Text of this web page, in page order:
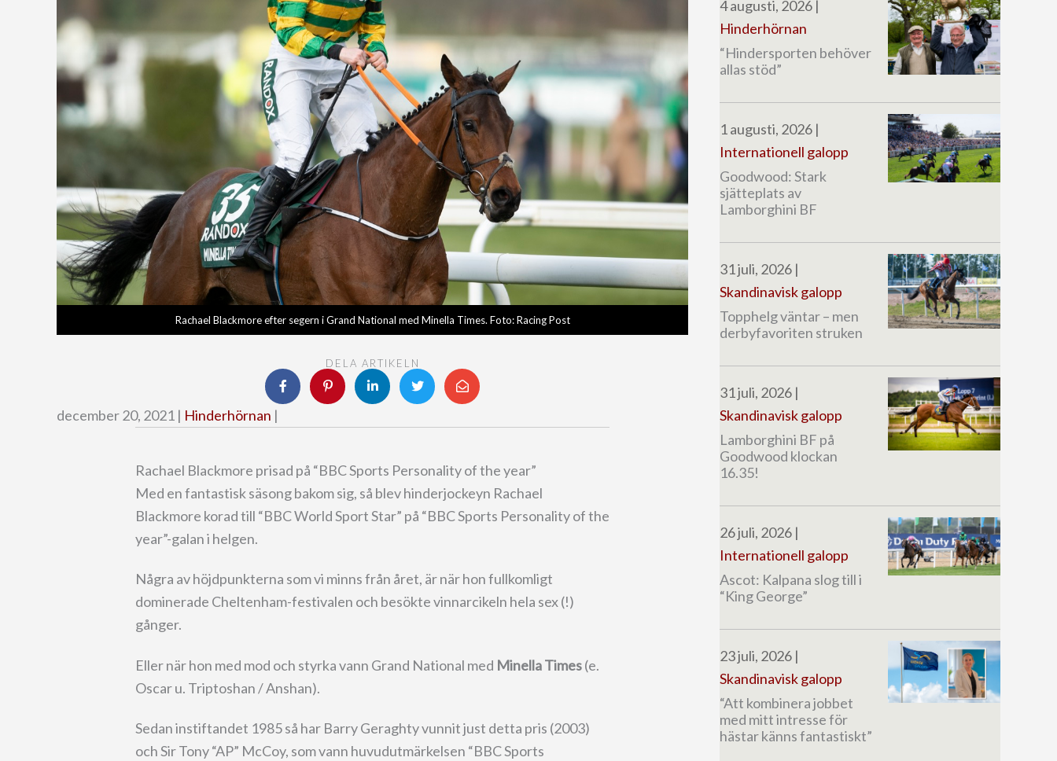
Rachael Blackmore efter segern i Grand National med Minella Times. Foto: Racing Post
DELA ARTIKELN
december 20, 2021 | Hinderhörnan |
Rachael Blackmore prisad på “BBC Sports Personality of the year”
Med en fantastisk säsong bakom sig, så blev hinderjockeyn Rachael
Blackmore korad till “BBC World Sport Star” på “BBC Sports Personality of the
year”-galan i helgen.
Några av höjdpunkterna som vi minns från året, är när hon fullkomligt
dominerade Cheltenham-festivalen och besökte vinnarcikeln hela sex (!)
gånger.
Eller när hon med mod och styrka vann Grand National med Minella Times(e.
Oscar u. Triptoshan / Anshan).
Sedan instiftandet 1985 så har Barry Geraghty vunnit just detta pris (2003)
och Sir Tony “AP” McCoy, som vann huvudutmärkelsen “BBC Sports
4 augusti, 2026 |
Hinderhörnan
“Hindersporten behöver
allas stöd”
1 augusti, 2026 |
Internationell galopp
Goodwood: Stark
sjätteplats av
Lamborghini BF
31 juli, 2026 |
Skandinavisk galopp
Topphelg väntar – men
derbyfavoriten struken
31 juli, 2026 |
Skandinavisk galopp
Lamborghini BF på
Goodwood klockan
16.35!
26 juli, 2026 |
Internationell galopp
Ascot: Kalpana slog till i
“King George”
23 juli, 2026 |
Skandinavisk galopp
“Att kombinera jobbet
med mitt intresse för
hästar känns fantastiskt”